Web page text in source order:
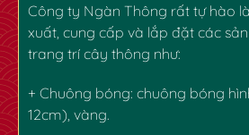
Công ty Ngàn Thông rất tự hào
xuất, cung cấp và lắp đặt các
trang trí cây thông như:
+ Chuông bóng: chuông bóng
12cm), vàng.